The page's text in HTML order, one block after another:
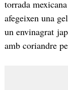
torrada
afegeixen una
un envinagrat
amb coriandre